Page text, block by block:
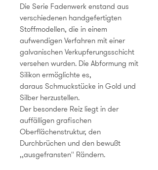
Die Serie Fadenwerk enstand aus
verschiedenen handgefertigten
Stoffmodellen, die in einem
aufwendigen Verfahren mit einer
galvanischen Verkupferungsschicht
versehen wurden. Die Abformung mit
Silikon ermöglichte es,
daraus Schmuckstücke in Gold und
Silber herzustellen.
Der besondere Reiz liegt in der
auffälligen grafischen
Oberflächenstruktur, den
Durchbrüchen und den bewußt
,,ausgefransten'' Rändern.